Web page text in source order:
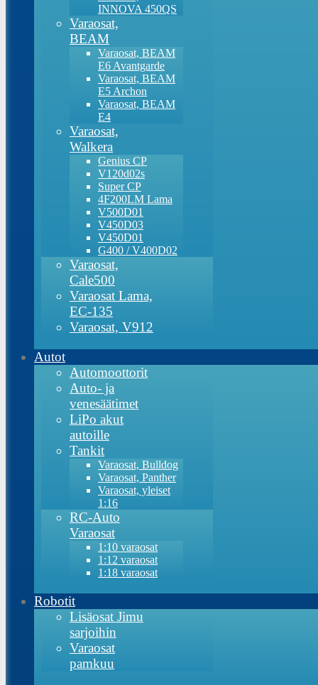
INNOVA 450QS
Varaosat,
BEAM
Varaosat, BEAM
E6 Avantgarde
Varaosat, BEAM
E5 Archon
Varaosat, BEAM
E4
Varaosat,
Walkera
Genius CP
V120d02s
Super CP
4F200LM Lama
V500D01
V450D03
V450D01
G400 / V400D02
Varaosat,
Cale500
Varaosat Lama,
EC-135
Varaosat, V912
Autot
Automoottorit
Auto- ja
venesäätimet
LiPo akut
autoille
Tankit
Varaosat, Bulldog
Varaosat, Panther
Varaosat, yleiset
1:16
RC-Auto
Varaosat
1:10 varaosat
1:12 varaosat
1:18 varaosat
Robotit
Lisäosat Jimu
sarjoihin
Varaosat
pamkuu